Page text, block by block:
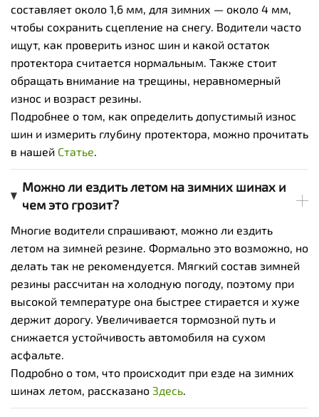
составляет около 1,6 мм, для зимних — около 4 мм,
чтобы сохранить сцепление на снегу. Водители часто
ищут, как проверить износ шин и какой остаток
протектора считается нормальным. Также стоит
обращать внимание на трещины, неравномерный
износ и возраст резины.
Подробнее о том, как определить допустимый износ
шин и измерить глубину протектора, можно прочитать
в нашей Статье.
Можно ли ездить летом на зимних шинах и
чем это грозит?
Многие водители спрашивают, можно ли ездить
летом на зимней резине. Формально это возможно, но
делать так не рекомендуется. Мягкий состав зимней
резины рассчитан на холодную погоду, поэтому при
высокой температуре она быстрее стирается и хуже
держит дорогу. Увеличивается тормозной путь и
снижается устойчивость автомобиля на сухом
асфальте.
Подробно о том, что происходит при езде на зимних
шинах летом, рассказано Здесь.